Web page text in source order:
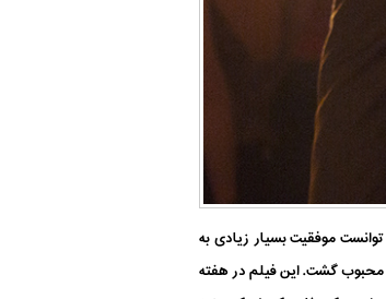
موفقیت بسیار زیادی به
محبوب گشت. این فیلم در هفته